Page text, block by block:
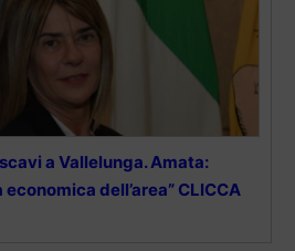
a Vallelunga. Amata:
dell’area” CLICCA